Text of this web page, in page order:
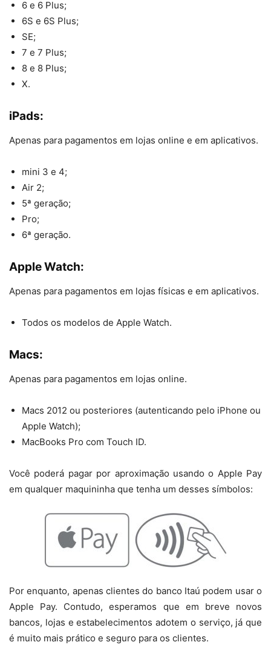
6 e 6 Plus;
6S e 6S Plus;
SE;
7 e 7 Plus;
8 e 8 Plus;
X.
iPads:
Apenas para pagamentos em lojas online e em aplicativos.
mini 3 e 4;
Air 2;
5ª geração;
Pro;
6ª geração.
Apple Watch:
Apenas para pagamentos em lojas físicas e em aplicativos.
Todos os modelos de Apple Watch.
Macs:
Apenas para pagamentos em lojas online.
Macs 2012 ou posteriores (autenticando pelo iPhone ou
Apple Watch);
MacBooks Pro com Touch ID.
Você poderá pagar por aproximação usando o Apple Pay
em qualquer maquininha que tenha um desses símbolos:
Por enquanto, apenas clientes do banco Itaú podem usar o
Apple Pay. Contudo, esperamos que em breve novos
bancos, lojas e estabelecimentos adotem o serviço, já que
é muito mais prático e seguro para os clientes.